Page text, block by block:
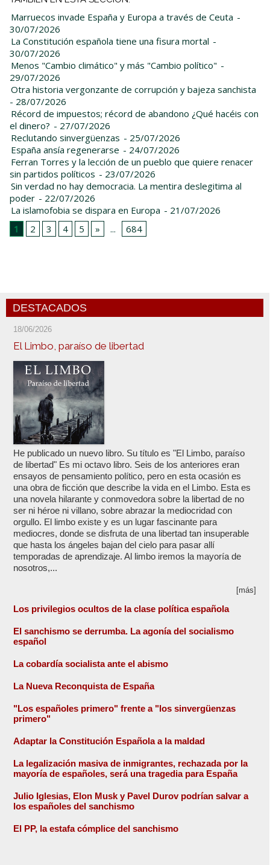
Marruecos invade España y Europa a través de Ceuta -
30/07/2026
La Constitución española tiene una fisura mortal -
30/07/2026
Menos "Cambio climático" y más "Cambio político" -
29/07/2026
Otra historia vergonzante de corrupción y bajeza sanchista
- 28/07/2026
Récord de impuestos; récord de abandono ¿Qué hacéis con
el dinero? - 27/07/2026
Reclutando sinvergüenzas - 25/07/2026
España ansía regenerarse - 24/07/2026
Ferran Torres y la lección de un pueblo que quiere renacer
sin partidos políticos - 23/07/2026
Sin verdad no hay democracia. La mentira deslegitima al
poder - 22/07/2026
La islamofobia se dispara en Europa - 21/07/2026
1
2 3 4 5 » ... 684
DESTACADOS
18/06/2026
El Limbo, paraíso de libertad
He publicado un nuevo libro. Su título es "El Limbo, paraíso
de libertad" Es mi octavo libro. Seis de los anteriores eran
ensayos de pensamiento político, pero en esta ocasión es
una obra de ficción que describe la vida en el Limbo. Esta es
una novela hilarante y conmovedora sobre la libertad de no
ser ni héroe ni villano, sobre abrazar la mediocridad con
orgullo. El limbo existe y es un lugar fascinante para
mediocres, donde se disfruta de una libertad tan insuperable
que hasta los ángeles bajan del cielo para pasar allí
temporadas de aprendizaje. Al limbo iremos la mayoría de
nosotros,...
[más]
Los privilegios ocultos de la clase política española
El sanchismo se derrumba. La agonía del socialismo
español
La cobardía socialista ante el abismo
La Nueva Reconquista de España
"Los españoles primero" frente a "los sinvergüenzas
primero"
Adaptar la Constitución Española a la maldad
La legalización masiva de inmigrantes, rechazada por la
mayoría de españoles, será una tragedia para España
Julio Iglesias, Elon Musk y Pavel Durov podrían salvar a
los españoles del sanchismo
El PP, la estafa cómplice del sanchismo